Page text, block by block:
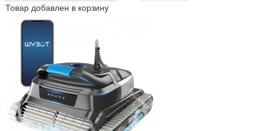
Товар добавлен в корзину